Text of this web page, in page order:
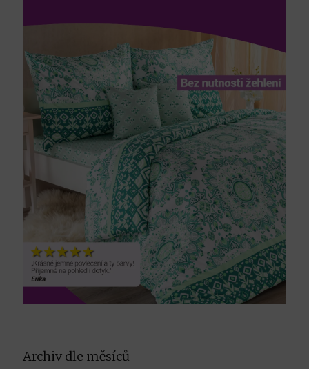
Archiv dle měsíců